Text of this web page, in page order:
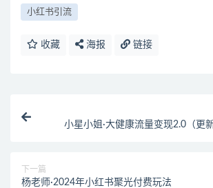
小红书引流
收藏 海报 链接
小星小姐·大健康流量变现2.0（更
下一篇
杨老师·2024年小红书聚光付费玩法